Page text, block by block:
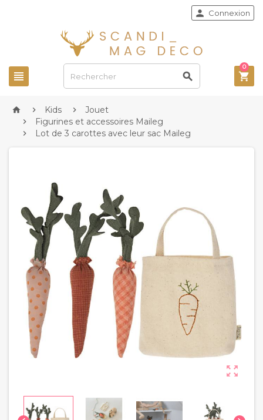
 
 Connexion

0
  Kids  Jouet
 Figurines et accessoires Maileg
 Lot de 3 carottes avec leur sac Maileg
